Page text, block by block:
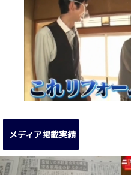
メディア掲載実績